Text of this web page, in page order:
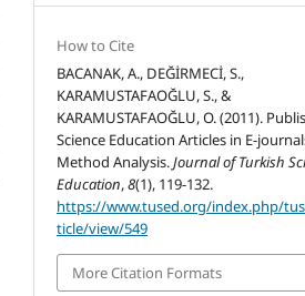
How to Cite
BACANAK, A., DEĞİRMECİ, S.,
KARAMUSTAFAOĞLU, S., &
KARAMUSTAFAOĞLU, O. (2011).
Science Education Articles in E-
Method Analysis.Journal of Turkish
Education,8(1), 119-132.
https://www.tused.org/index.php/
ticle/view/549
More Citation Formats